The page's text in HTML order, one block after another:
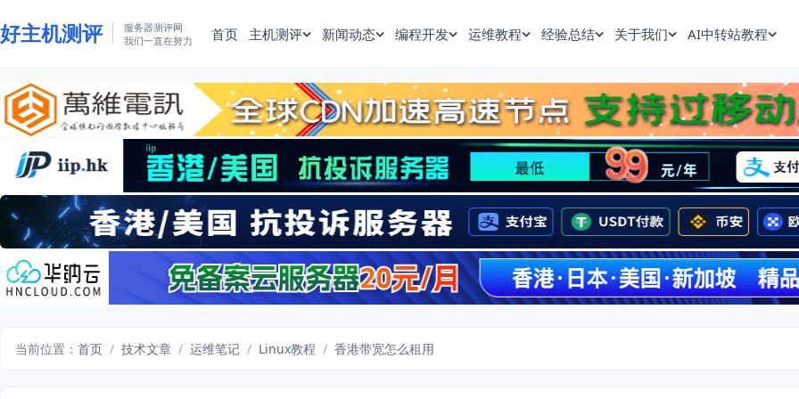
好主机测评
服务器测评网
我们一直在努力
首页 主机测评 新闻动态 编程开发 运维教程 经验总结 关于我们 AI中转站教程
当前位置： 首页 / 技术文章 / 运维笔记 / Linux教程 / 香港带宽怎么租用